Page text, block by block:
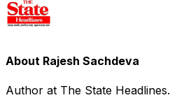
About Rajesh Sachdeva
Author at The State Headlines.